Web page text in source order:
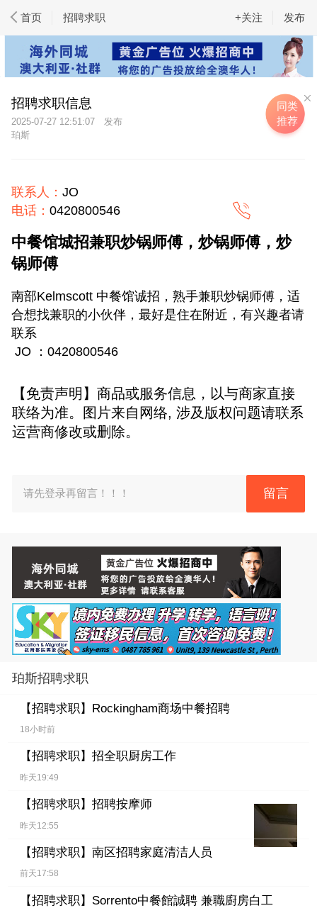
首页 招聘求职 发布
+关注
招聘求职信息
2025-07-27 12:51:07
珀斯
联系人： JO
电话： 0420800546
中餐馆城招兼职炒锅师傅，炒锅师傅，炒
锅师傅
南部Kelmscott 中餐馆诚招，熟手兼职炒锅师傅，适
合想找兼职的小伙伴，最好是住在附近，有兴趣者请
联系
JO ：0420800546
【免责声明】商品或服务信息，以与商家直接
联络为准。图片来自网络, 涉及版权问题请联系
运营商修改或删除。
请先登录再留言！！！ 留言
珀斯招聘求职
【招聘求职】 Rockingham商场中餐招聘
18小时前
【招聘求职】 招全职厨房工作
昨天19:49
【招聘求职】 招聘按摩师
昨天12:55
【招聘求职】 南区招聘家庭清洁人员
前天17:58
【招聘求职】 Sorrento中餐館誠聘 兼職廚房白工
同类
推荐